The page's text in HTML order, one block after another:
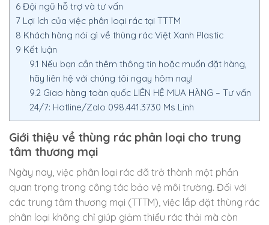
6 Đội ngũ hỗ trợ và tư vấn
7 Lợi ích của việc phân loại rác tại TTTM
8 Khách hàng nói gì về thùng rác Việt Xanh Plastic
9 Kết luận
9.1 Nếu bạn cần thêm thông tin hoặc muốn đặt hàng,
hãy liên hệ với chúng tôi ngay hôm nay!
9.2Giao hàng toàn quốc LIÊN HỆ MUA HÀNG – Tư vấn
24/7: Hotline/Zalo 098.441.3730 Ms Linh
Giới thiệu về thùng rác phân loại cho trung
tâm thương mại
Ngày nay, việc phân loại rác đã trở thành một phần
quan trọng trong công tác bảo vệ môi trường. Đối với
các trung tâm thương mại (TTTM), việc lắp đặt thùng rác
phân loại không chỉ giúp giảm thiểu rác thải mà còn